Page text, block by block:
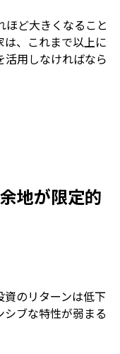
ほど大きくなること
は、これまで以上に
用しなければなら
地が限定的
のリターンは低下
シブな特性が弱まる